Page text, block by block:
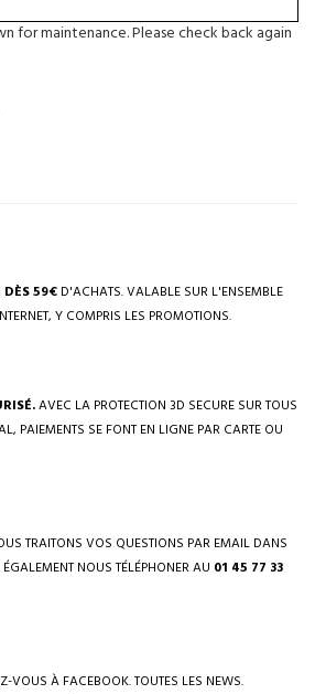
for maintenance. Please check back again
DÈS 59€ D'ACHATS. VALABLE SUR L'ENSEMBLE
Y COMPRIS LES PROMOTIONS.
AVEC LA PROTECTION 3D SECURE SUR TOUS
PAIEMENTS SE FONT EN LIGNE PAR CARTE OU
TRAITONS VOS QUESTIONS PAR EMAIL DANS
NOUS TÉLÉPHONER AU 01 45 77 33
VOUS À FACEBOOK. TOUTES LES NEWS.